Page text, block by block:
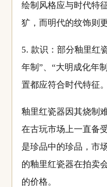
绘制风格应与时代特
犷，而明代的纹饰则
5. 款识：部分釉里红
年制”、“大明成化年
置都应符合时代特征。
釉里红瓷器因其烧制
在古玩市场上一直备
是珍品中的珍品，市
的釉里红瓷器在拍卖
的价格。